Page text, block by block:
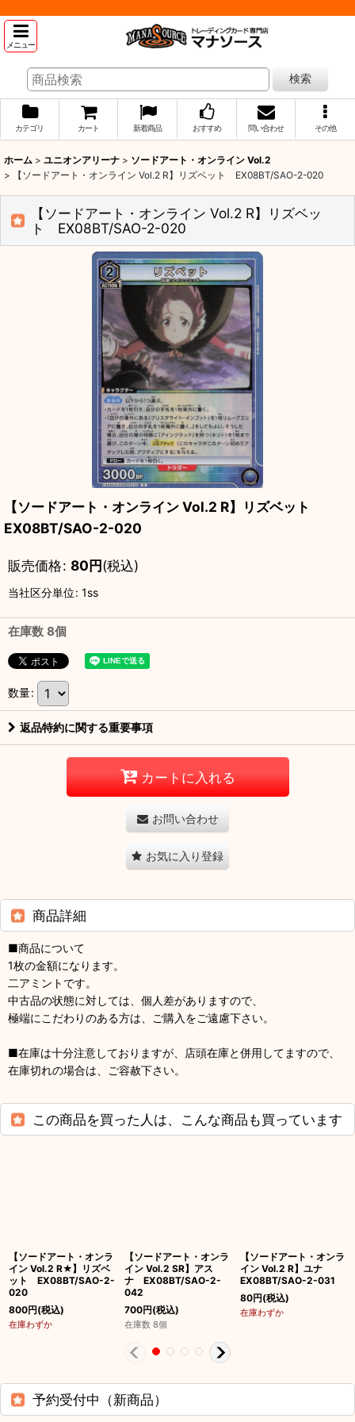
メニュー
検索
カテゴリ カート 新着商品 おすすめ 問い合わせ その他
ホーム > ユニオンアリーナ > ソードアート・オンライン Vol.2
>
【ソードアート・オンライン Vol.2 R】リズベット EX08BT/SAO-2-020
【ソードアート・オンライン Vol.2 R】リズベッ
ト EX08BT/SAO-2-020
【ソードアート・オンライン Vol.2 R】リズベット
EX08BT/SAO-2-020
販売価格: 80円(税込)
当社区分単位: 1ss
在庫数 8個
数量:
返品特約に関する重要事項
カートに入れる
お問い合わせ
お気に入り登録
商品詳細
■商品について
1枚の金額になります。
二アミントです。
中古品の状態に対しては、個人差がありますので、
極端にこだわりのある方は、ご購入をご遠慮下さい。
■在庫は十分注意しておりますが、店頭在庫と併用してますので、
在庫切れの場合は、ご容赦下さい。
この商品を買った人は、こんな商品も買っています
【ソードアート・オンラ
イン Vol.2 R★】リズベ
ット EX08BT/SAO-2-
020
800円(税込)
在庫わずか
【ソードアート・オンラ
イン Vol.2 SR】アス
ナ EX08BT/SAO-2-
042
700円(税込)
在庫数 8個
【ソードアート・オンラ
イン Vol.2 R】ユナ
EX08BT/SAO-2-031
80円(税込)
在庫わずか
予約受付中（新商品）